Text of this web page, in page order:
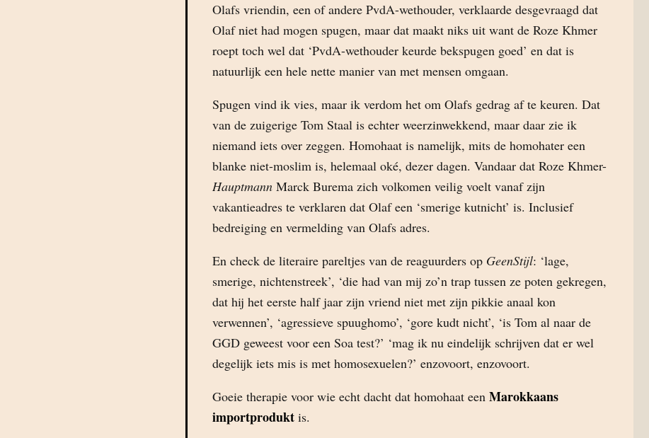
Olafs vriendin, een of andere PvdA-wethouder, verklaarde desgevraagd dat
Olaf niet had mogen spugen, maar dat maakt niks uit want de Roze Khmer
roept toch wel dat ‘PvdA-wethouder keurde bekspugen goed’ en dat is
natuurlijk een hele nette manier van met mensen omgaan.
Spugen vind ik vies, maar ik verdom het om Olafs gedrag af te keuren. Dat
van de zuigerige Tom Staal is echter weerzinwekkend, maar daar zie ik
niemand iets over zeggen. Homohaat is namelijk, mits de homohater een
blanke niet-moslim is, helemaal oké, dezer dagen. Vandaar dat Roze Khmer-
Hauptmann Marck Burema zich volkomen veilig voelt vanaf zijn
vakantieadres te verklaren dat Olaf een ‘smerige kutnicht’ is. Inclusief
bedreiging en vermelding van Olafs adres.
En check de literaire pareltjes van de reaguurders op GeenStijl: ‘lage,
smerige, nichtenstreek’, ‘die had van mij zo’n trap tussen ze poten gekregen,
dat hij het eerste half jaar zijn vriend niet met zijn pikkie anaal kon
verwennen’, ‘agressieve spuughomo’, ‘gore kudt nicht’, ‘is Tom al naar de
GGD geweest voor een Soa test?’ ‘mag ik nu eindelijk schrijven dat er wel
degelijk iets mis is met homosexuelen?’ enzovoort, enzovoort.
Goeie therapie voor wie echt dacht dat homohaat een Marokkaans
importprodukt is.